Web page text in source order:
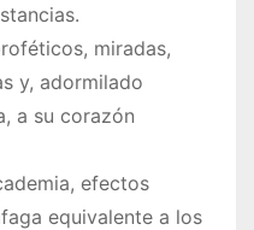
miradas,
y, adormilado
a su corazón
efectos
equivalente a los